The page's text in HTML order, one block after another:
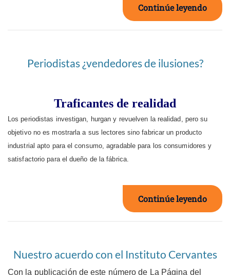
Continúe leyendo
Periodistas ¿vendedores de ilusiones?
Traficantes de realidad
Los periodistas investigan, hurgan y revuelven la realidad, pero su
objetivo no es mostrarla a sus lectores sino fabricar un producto
industrial apto para el consumo, agradable para los consumidores y
satisfactorio para el dueño de la fábrica.
Continúe leyendo
Nuestro acuerdo con el Instituto Cervantes
Con la publicación de este número de La Página del